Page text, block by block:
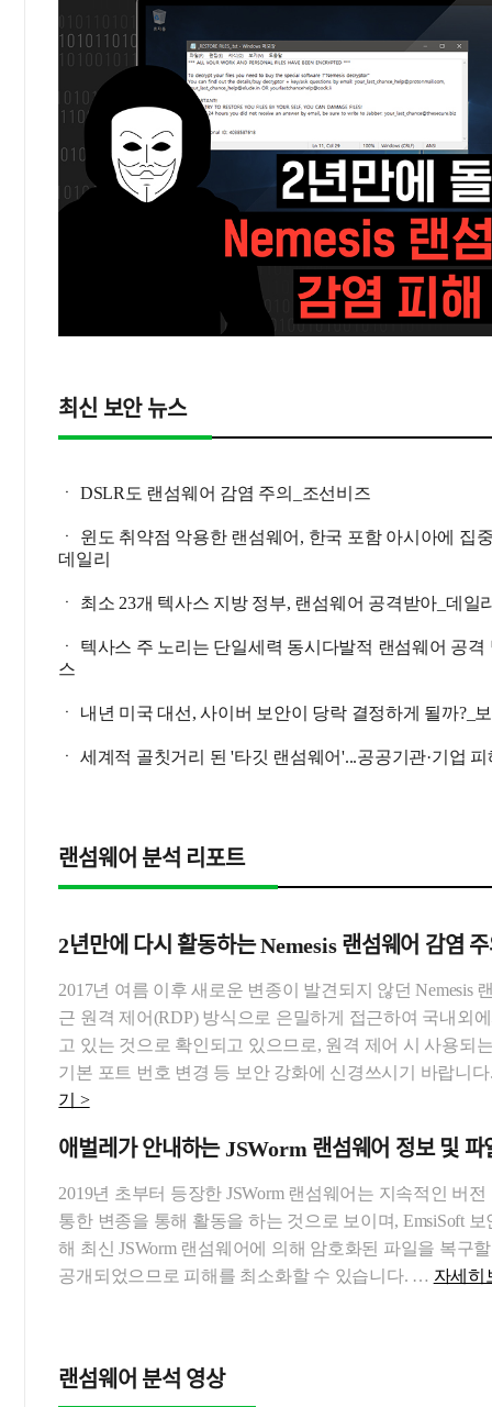
최신 보안 뉴스
ㆍ DSLR도 랜섬웨어 감염 주의_조선비즈
ㆍ 윈도 취약점 악용한 랜섬웨어, 한국 포함 아시아에 집
데일리
ㆍ 최소 23개 텍사스 지방 정부, 랜섬웨어 공격받아_데일
ㆍ 텍사스 주 노리는 단일세력 동시다발적 랜섬웨어 공격
스
ㆍ 내년 미국 대선, 사이버 보안이 당락 결정하게 될까?_
ㆍ 세계적 골칫거리 된 '타깃 랜섬웨어'...공공기관·기업
랜섬웨어 분석 리포트
2년만에 다시 활동하는 Nemesis 랜섬웨어 감염
2017년 여름 이후 새로운 변종이 발견되지 않던 Nemesis
근 원격 제어(RDP) 방식으로 은밀하게 접근하여 국내외
고 있는 것으로 확인되고 있으므로, 원격 제어 시 사용되
기본 포트 번호 변경 등 보안 강화에 신경쓰시기 바랍니
기 >
애벌레가 안내하는 JSWorm 랜섬웨어 정보 및 파
2019년 초부터 등장한 JSWorm 랜섬웨어는 지속적인 버
통한 변종을 통해 활동을 하는 것으로 보이며, EmsiSoft
해 최신 JSWorm 랜섬웨어에 의해 암호화된 파일을 복구
공개되었으므로 피해를 최소화할 수 있습니다. … 자세히
랜섬웨어 분석 영상